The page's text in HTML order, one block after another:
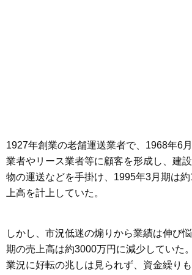
1927年創業の老舗運送業者で、1968年6
業者やリース業者等に顧客を形成し、建
物の運送などを手掛け、1995年3月期は
上高を計上していた。
しかし、市況低迷の煽りから業績は伸び
期の売上高は約3000万円に減少していた
業況に好転の兆しは見られず、資金繰り